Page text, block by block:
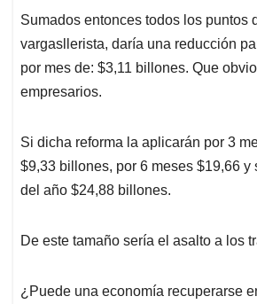
Sumados entonces todos los puntos
vargasllerista, daría una reducción
por mes de: $3,11 billones. Que
empresarios.
Si dicha reforma la aplicarán por 3
$9,33 billones, por 6 meses $19,66 y
del año $24,88 billones.
De este tamaño sería el asalto a los
¿Puede una economía recuperarse